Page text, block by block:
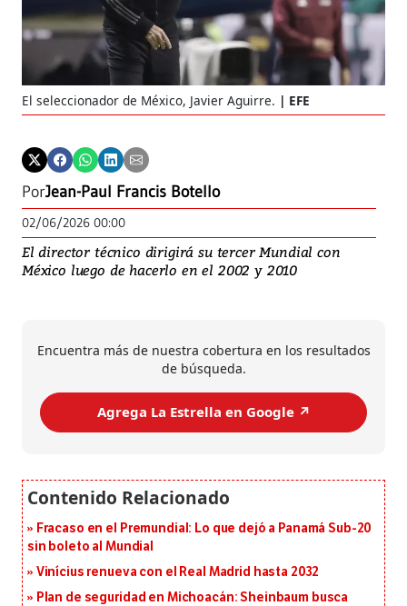
El seleccionador de México, Javier Aguirre. EFE
PorJean-Paul Francis Botello
02/06/2026 00:00
El director técnico dirigirá su tercer Mundial con
México luego de hacerlo en el 2002 y 2010
Encuentra más de nuestra cobertura en los resultados
de búsqueda.
Agrega La Estrella en Google ↗️
Fracaso en el Premundial: Lo que dejó a Panamá Sub-20
sin boleto al Mundial
Vinícius renueva con el Real Madrid hasta 2032
Plan de seguridad en Michoacán: Sheinbaum busca